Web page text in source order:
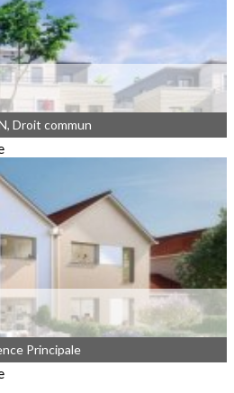
€
Droit commun
Principale